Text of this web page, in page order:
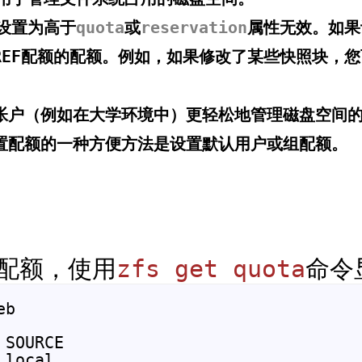
置为高于quota或reservation属性无效。如
配额的配额。例如，如果修改了某些快照块，
（例如在大学环境中）更轻松地管理磁盘空间
额的一种方便方法是设置默认用户或组配额。
额，使用zfs get quota命令